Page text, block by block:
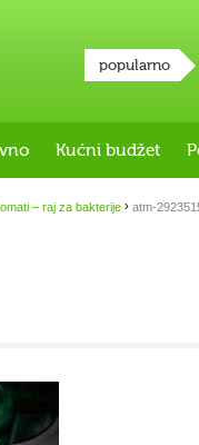
popularno
Kućni budžet
– raj za bakterije › atm-